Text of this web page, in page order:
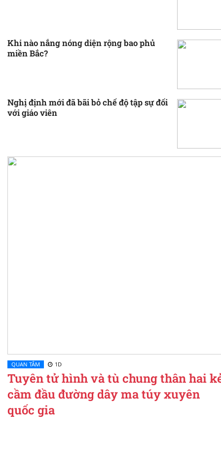
Khi nào nắng nóng diện rộng bao phủ
miền Bắc?
Nghị định mới đã bãi bỏ chế độ tập sự đối
với giáo viên
QUAN TÂM 1D
Tuyên tử hình và tù chung thân hai
cầm đầu đường dây ma túy xuyên
quốc gia